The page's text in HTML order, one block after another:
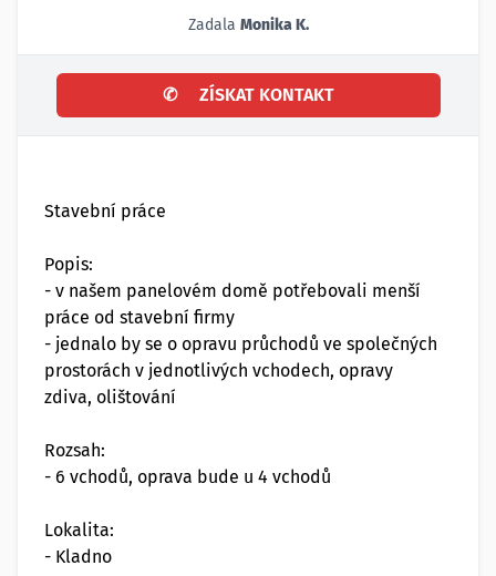
Zadala Monika K.
✆ ZÍSKAT KONTAKT
Stavební práce
Popis:
- v našem panelovém domě potřebovali menší
práce od stavební firmy
- jednalo by se o opravu průchodů ve společných
prostorách v jednotlivých vchodech, opravy
zdiva, olištování
Rozsah:
- 6 vchodů, oprava bude u 4 vchodů
Lokalita:
- Kladno